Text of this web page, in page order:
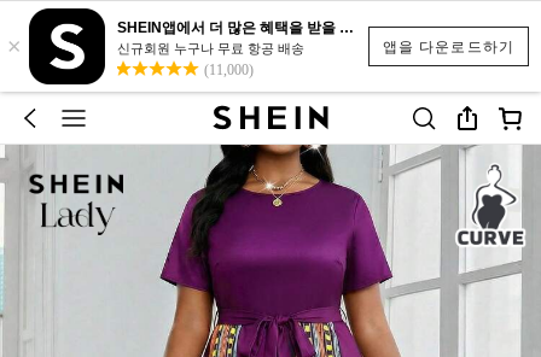
앱을 다운로드하기
×
SHEIN앱에서 더 많은 혜택을 받을 수 있어요.
신규회원 누구나 무료 항공 배송
(11,000)